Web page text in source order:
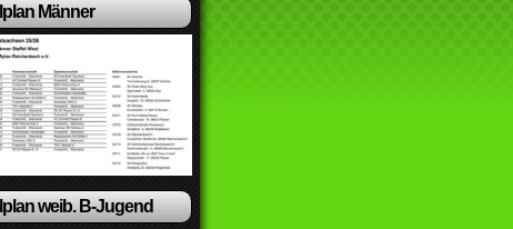
Männer
weib. B-Jugend